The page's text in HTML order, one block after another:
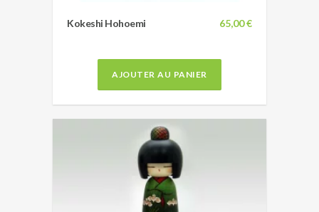
65,00 €
Kokeshi Hohoemi
AJOUTER AU PANIER